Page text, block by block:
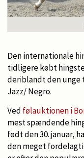
Den internationale
tidligere købt
deriblandt den unge
Jazz/ Negro.
Ved følauktionen i
mest spændende
født den 30. januar,
den meget